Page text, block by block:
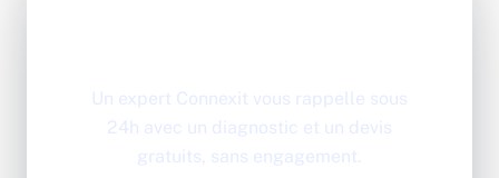
Un expert Connexit vous rappelle sous
24h avec un diagnostic et un devis
gratuits, sans engagement.